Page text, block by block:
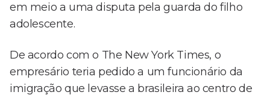
em meio a uma disputa pela guarda do filho
adolescente.
De acordo com o The New York Times, o
empresário teria pedido a um funcionário da
imigração que levasse a brasileira ao centro de